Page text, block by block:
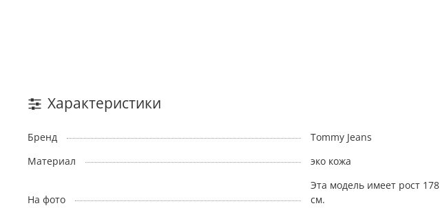
Характеристики
Бренд Tommy Jeans
Материал
эко кожа
На фото
Эта модель имеет рост 178
см.